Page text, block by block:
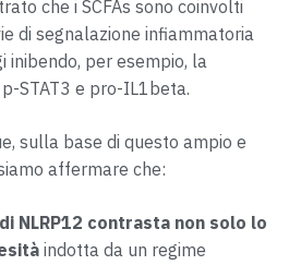
che i SCFAs sono coinvolti
di segnalazione infiammatoria
inibendo, per esempio, la
STAT3 e pro-IL1beta.
sulla base di questo ampio e
affermare che:
NLRP12 contrasta non solo lo
indotta da un regime